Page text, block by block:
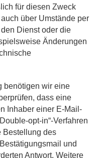
für diesen Zweck
über Umstände per
Dienst oder die
Änderungen
benötigen wir eine
dass eine
Inhaber einer E-Mail-
opt-in“-Verfahren
Bestellung des
und
Antwort. Weitere